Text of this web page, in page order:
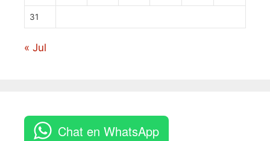
31
« Jul
Chat en WhatsApp